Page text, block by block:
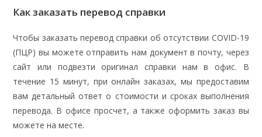
Как заказать перевод справки
Чтобы заказать перевод справки об отсутствии COVID-19
(ПЦР) вы можете отправить нам документ в почту, через
сайт или подвезти оригинал справки нам в офис. В
течение 15 минут, при онлайн заказах, мы предоставим
вам детальный ответ о стоимости и сроках выполнения
перевода. В офисе просчет, а также оформить заказ вы
можете на месте.